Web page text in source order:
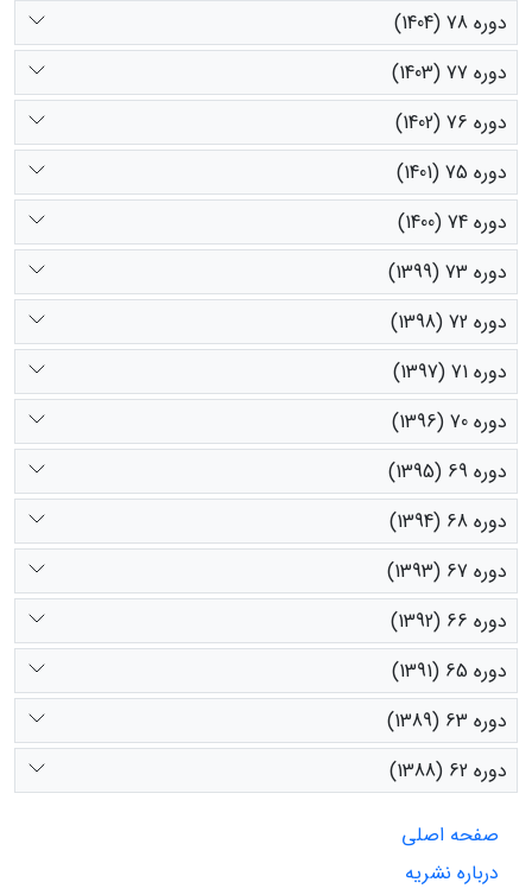
دوره 78 (1404)
دوره 77 (1403)
دوره 76 (1402)
دوره 75 (1401)
دوره 74 (1400)
دوره 73 (1399)
دوره 72 (1398)
دوره 71 (1397)
دوره 70 (1396)
دوره 69 (1395)
دوره 68 (1394)
دوره 67 (1393)
دوره 66 (1392)
دوره 65 (1391)
دوره 63 (1389)
دوره 62 (1388)
صفحه اصلی
درباره نشریه